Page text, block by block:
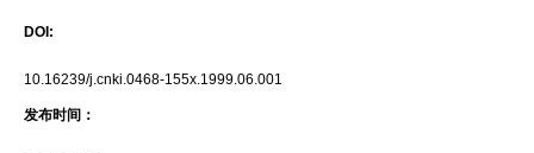
DOI:
10.16239/j.cnki.0468-155x.1999.06.001
发布时间：